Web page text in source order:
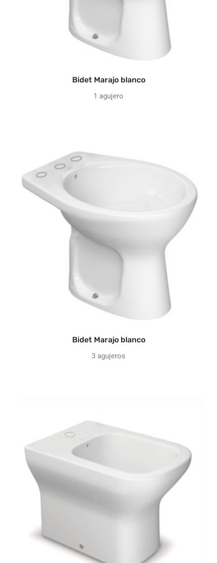
Bidet Marajo blanco
1 agujero
Bidet Marajo blanco
3 agujeros